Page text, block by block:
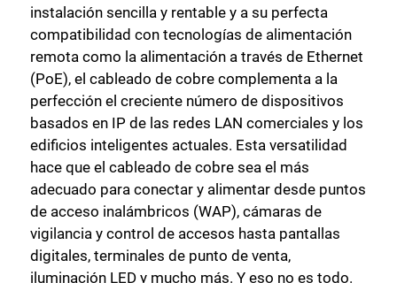
instalación sencilla y rentable y a su perfecta
compatibilidad con tecnologías de alimentación
remota como la alimentación a través de Ethernet
(PoE), el cableado de cobre complementa a la
perfección el creciente número de dispositivos
basados en IP de las redes LAN comerciales y los
edificios inteligentes actuales. Esta versatilidad
hace que el cableado de cobre sea el más
adecuado para conectar y alimentar desde puntos
de acceso inalámbricos (WAP), cámaras de
vigilancia y control de accesos hasta pantallas
digitales, terminales de punto de venta,
iluminación LED y mucho más. Y eso no es todo.